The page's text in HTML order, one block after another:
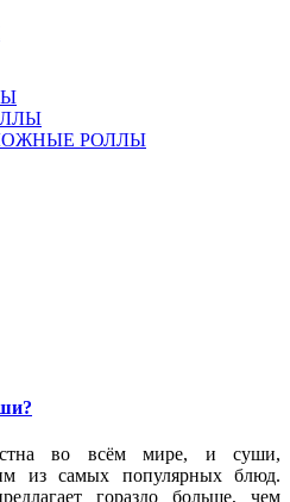
РОЛЛЫ
во всём мире, и суши,
из самых популярных блюд.
гораздо больше, чем